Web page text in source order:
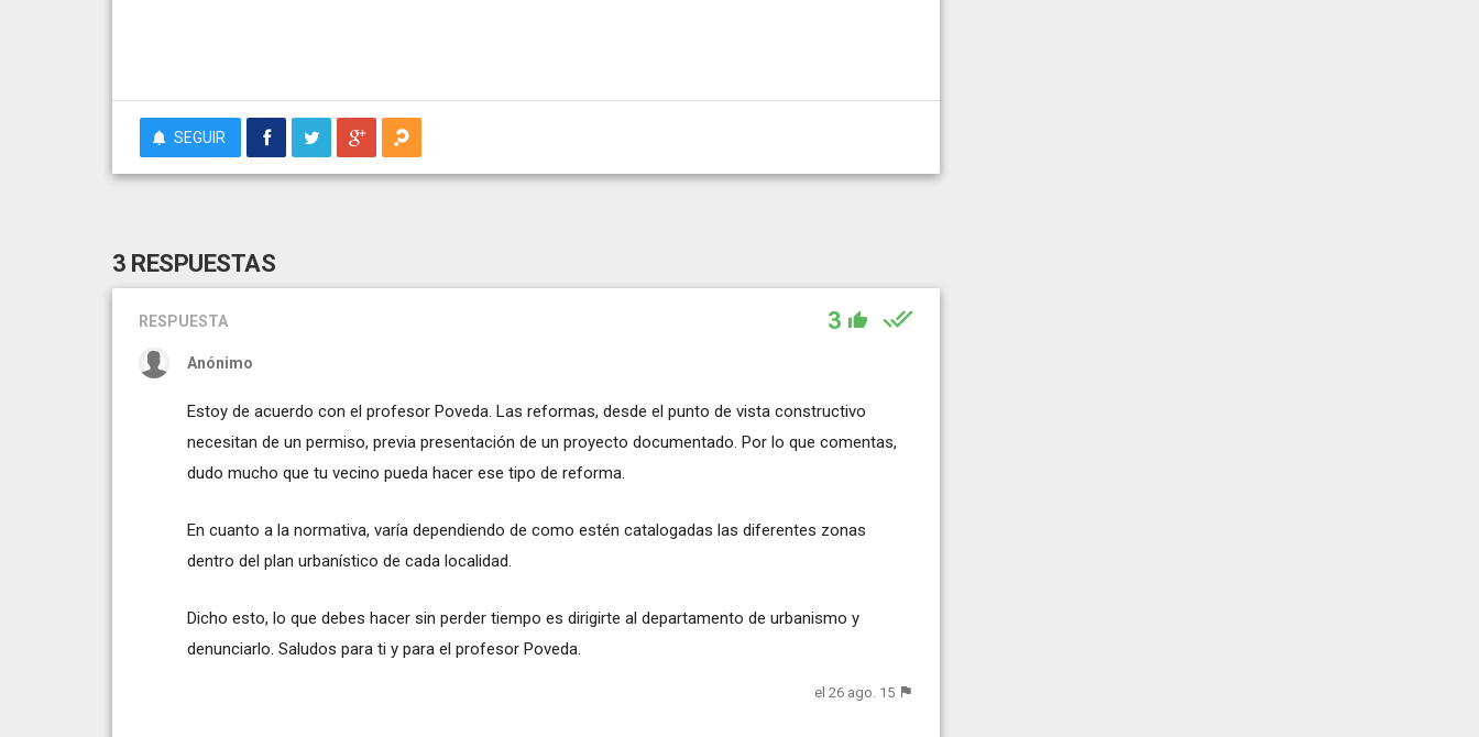
SEGUIR
3 RESPUESTAS
RESPUESTA 3
Anónimo
Estoy de acuerdo con el profesor Poveda. Las reformas, desde el punto de vista constructivo
necesitan de un permiso, previa presentación de un proyecto documentado. Por lo que comentas,
dudo mucho que tu vecino pueda hacer ese tipo de reforma.
En cuanto a la normativa, varía dependiendo de como estén catalogadas las diferentes zonas
dentro del plan urbanístico de cada localidad.
Dicho esto, lo que debes hacer sin perder tiempo es dirigirte al departamento de urbanismo y
denunciarlo. Saludos para ti y para el profesor Poveda.
el 26 ago. 15